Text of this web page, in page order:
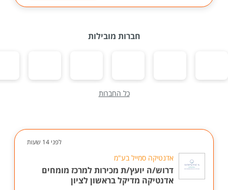
חברות מובילות
כל החברות
לפני 14 שעות
אדנטיקה סמייל בע"מ
דרוש/ה יועץ/ת מכירות למרכז מומחים
אדנטיקה מדיקל בראשון לציון